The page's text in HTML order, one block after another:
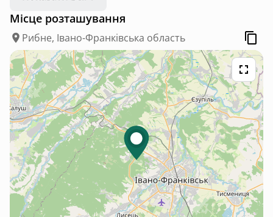
атмосферно Дякуємо господарям за гостинність і турботу.
Обов’язково повернемося ще. Evkalipt — це місце, куди
хочеться повертатися❤️
Місце розташування
Рибне, Івано-Франківська область